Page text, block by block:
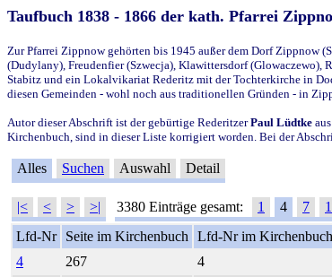
Taufbuch 1838 - 1866 der kath. Pfarrei
Zur Pfarrei Zippnow gehörten bis 1945 außer dem Dorf Zippnow
(Dudylany), Freudenfier (Szwecja), Klawittersdorf (Glowaczewo),
Stabitz und ein Lokalvikariat Rederitz mit der Tochterkirche in
diesen Gemeinden - wohl noch aus traditionellen Gründen - in
Autor dieser Abschrift ist der gebürtige RederitzerPaul Lüdtke
Kirchenbuch, sind in dieser Liste korrigiert worden. Bei der
Alles Suchen Auswahl Detail
|< < > >| 3380 Einträge gesamt: 1 4 7
Lfd-Nr
Seite im Kirchenbuch Lfd-Nr im Kirchenbuch
4
267 4